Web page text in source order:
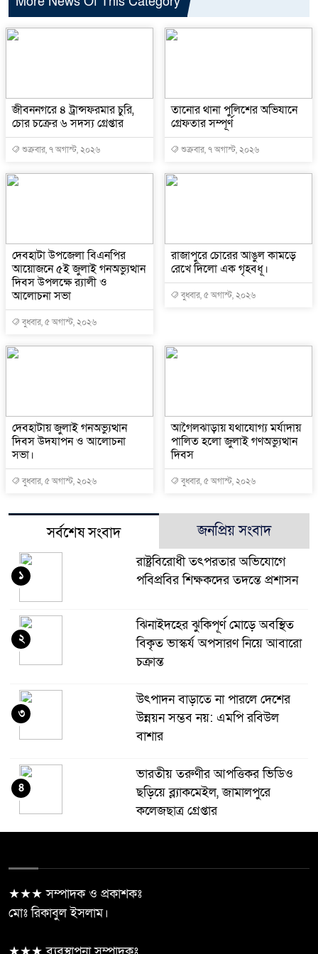
জীবননগরে ৪ ট্রান্সফরমার চুরি,
চোর চক্রের ৬ সদস্য গ্রেপ্তার
শুক্রবার, ৭ অগাস্ট, ২০২৬
তানোর থানা পুলিশের অভিযানে
গ্রেফতার সম্পূর্ণ
শুক্রবার, ৭ অগাস্ট, ২০২৬
দেবহাটা উপজেলা বিএনপির
আয়োজনে ৫ই জুলাই গনঅভ্যুত্থান
দিবস উপলক্ষে র‍্যালী ও
আলোচনা সভা
বুধবার, ৫ অগাস্ট, ২০২৬
রাজাপুরে চোরের আঙুল কামড়ে
রেখে দিলো এক গৃহবধূ।
বুধবার, ৫ অগাস্ট, ২০২৬
দেবহাটায় জুলাই গনঅভ্যুত্থান
দিবস উদযাপন ও আলোচনা
সভা।
বুধবার, ৫ অগাস্ট, ২০২৬
আগৈলঝাড়ায় যথাযোগ্য মর্যাদায়
পালিত হলো জুলাই গণঅভ্যুত্থান
দিবস
বুধবার, ৫ অগাস্ট, ২০২৬
সর্বশেষ সংবাদ জনপ্রিয় সংবাদ
রাষ্ট্রবিরোধী তৎপরতার অভিযোগে
পবিপ্রবির শিক্ষকদের তদন্তে প্রশাসন
১
ঝিনাইদহের ঝুকিপূর্ণ মোড়ে অবস্থিত
বিকৃত ভাস্কর্য অপসারণ নিয়ে আবারো
চক্রান্ত
২
উৎপাদন বাড়াতে না পারলে দেশের
উন্নয়ন সম্ভব নয়: এমপি রবিউল
বাশার
৩
ভারতীয় তরুণীর আপত্তিকর ভিডিও
ছড়িয়ে ব্ল্যাকমেইল, জামালপুরে
কলেজছাত্র গ্রেপ্তার
৪
সহকারী রাশেদ খান “জামায়াত-
ফেরার পথ তৈরি করছে”
★★★ সম্পাদক ও প্রকাশকঃ
মোঃ রিকাবুল ইসলাম।